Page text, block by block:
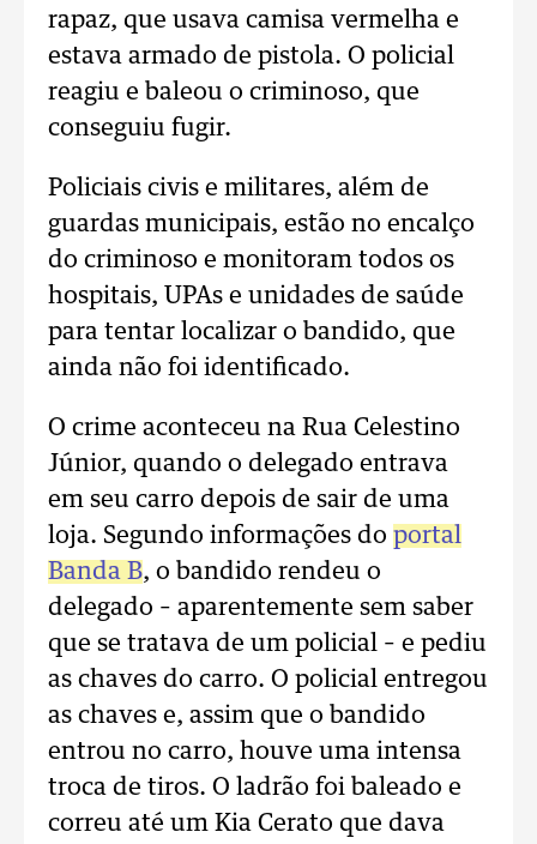
rapaz, que usava camisa vermelha e
estava armado de pistola. O policial
reagiu e baleou o criminoso, que
conseguiu fugir.
Policiais civis e militares, além de
guardas municipais, estão no encalço
do criminoso e monitoram todos os
hospitais, UPAs e unidades de saúde
para tentar localizar o bandido, que
ainda não foi identificado.
O crime aconteceu na Rua Celestino
Júnior, quando o delegado entrava
em seu carro depois de sair de uma
loja. Segundo informações do portal
Banda B, o bandido rendeu o
delegado – aparentemente sem saber
que se tratava de um policial – e pediu
as chaves do carro. O policial entregou
as chaves e, assim que o bandido
entrou no carro, houve uma intensa
troca de tiros. O ladrão foi baleado e
correu até um Kia Cerato que dava